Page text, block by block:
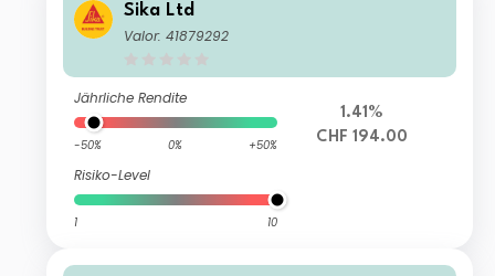
Sika Ltd
Valor: 41879292
Jährliche Rendite
-50% 0% +50%
Risiko-Level
1 10
1.41%
CHF 194.00